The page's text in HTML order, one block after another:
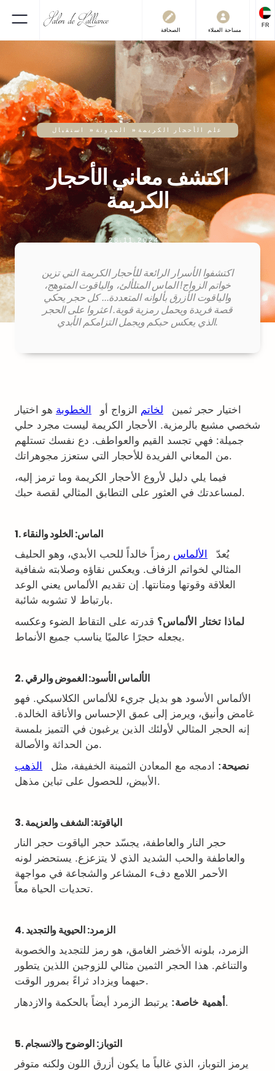
الصحافة مساحة
FR
استقبال » المدونة » علم الأحجار الكريمة
اكتشف معاني الأحجار
الكريمة
28.11.2024
اكتشفوا الأسرار الرائعة للأحجار الكريمة التي تزين
خواتم الزواج! الماس المتلألئ، والياقوت المتوهج،
والياقوت الأزرق بألوانه المتعددة... كل حجر يحكي
قصة فريدة ويحمل رمزية قوية. اعثروا على الحجر
الذي يعكس حبكم ويجمل التزامكم الأبدي.
اختيار حجر ثمين لخاتم الزواج أو الخطوبة هو اختيار
شخصي مشبع بالرمزية. الأحجار الكريمة ليست مجرد حلي
جميلة: فهي تجسد القيم والعواطف. دع نفسك تستلهم
من المعاني الفريدة للأحجار التي ستعزز مجوهراتك.
فيما يلي دليل لأروع الأحجار الكريمة وما ترمز إليه،
لمساعدتك في العثور على التطابق المثالي لقصة حبك.
1. الماس: الخلود والنقاء
يُعدّ الألماس رمزاً خالداً للحب الأبدي، وهو الحليف
المثالي لخواتم الزفاف. ويعكس نقاؤه وصلابته شفافية
العلاقة وقوتها ومتانتها. إن تقديم الألماس يعني الوعد
بارتباط لا تشوبه شائبة.
لماذا تختار الألماس؟ قدرته على التقاط الضوء وعكسه
يجعله حجرًا عالميًا يناسب جميع الأنماط.
2. الألماس الأسود: الغموض والرقي
الألماس الأسود هو بديل جريء للألماس الكلاسيكي. فهو
غامض وأنيق، ويرمز إلى عمق الإحساس والأناقة الخالدة.
إنه الحجر المثالي لأولئك الذين يرغبون في التميز بلمسة
من الحداثة والأصالة.
نصيحة: ادمجه مع المعادن الثمينة الخفيفة، مثل
الذهب
الأبيض، للحصول على تباين مذهل.
3. الياقوتة: الشغف والعزيمة
حجر النار والعاطفة، يجسّد حجر الياقوت حجر النار
والعاطفة والحب الشديد الذي لا يتزعزع. يستحضر لونه
الأحمر اللامع دفء المشاعر والشجاعة في مواجهة
تحديات الحياة معاً.
4. الزمرد: الحيوية والتجديد
الزمرد، بلونه الأخضر الغامق، هو رمز للتجديد والخصوبة
والتناغم. هذا الحجر الثمين مثالي للزوجين اللذين يتطور
حبهما ويزداد ثراءً بمرور الوقت.
أهمية خاصة: يرتبط الزمرد أيضاً بالحكمة والازدهار.
5. التوباز: الوضوح والانسجام
يرمز التوباز، الذي غالباً ما يكون أزرق اللون ولكنه متوفر